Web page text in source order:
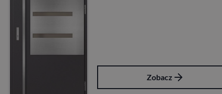
Zobacz